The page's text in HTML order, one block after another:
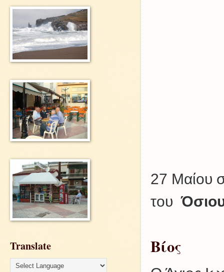
27 Μαίου
του
Βίος
Translate